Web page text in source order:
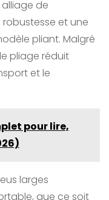
de
et une
pliant. Malgré
pliage réduit
et le
pour lire,
larges
que ce soit